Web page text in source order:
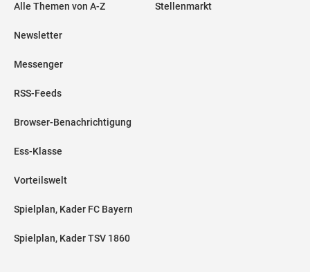
Alle Themen von A-Z
Newsletter
Messenger
RSS-Feeds
Browser-Benachrichtigung
Ess-Klasse
Vorteilswelt
Spielplan, Kader FC Bayern
Spielplan, Kader TSV 1860
Stellenmarkt